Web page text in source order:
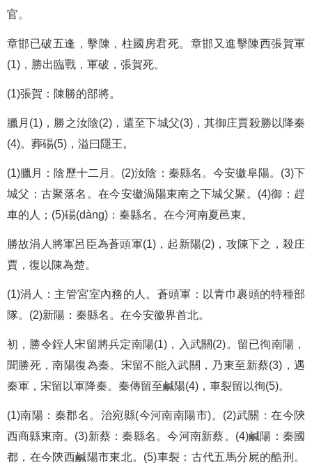
官。
章邯已破五逢，擊陳，柱國房君死。章邯又進擊陳西張賀軍
(1)，勝出臨戰，軍破，張賀死。
(1)張賀：陳勝的部將。
臘月(1)，勝之汝陰(2)，還至下城父(3)，其御庄賈殺勝以降秦
(4)。葬碭(5)，溢曰隱王。
(1)臘月：陰歷十二月。(2)汝陰：秦縣名。今安徽阜陽。(3)下
城父：古聚落名。在今安徽渦陽東南之下城父聚。(4)御：趕
車的人；(5)碭(dàng)：秦縣名。在今河南夏邑東。
勝故涓人將軍呂臣為蒼頭軍(1)，起新陽(2)，攻陳下之，殺庄
賈，復以陳為楚。
(1)涓人：主管宮室內務的人。蒼頭軍：以青巾裹頭的特種部
隊。(2)新陽：秦縣名。在今安徽界首北。
初，勝令銍人宋留將兵定南陽(1)，入武關(2)。留已徇南陽，
聞勝死，南陽復為秦。宋留不能入武關，乃東至新蔡(3)，遇
秦軍，宋留以軍降秦。秦傳留至鹹陽(4)，車裂留以徇(5)。
(1)南陽：秦郡名。治宛縣(今河南南陽市)。(2)武關：在今陝
西商縣東南。(3)新蔡：秦縣名。今河南新蔡。(4)鹹陽：秦國
都，在今陝西鹹陽市東北。(5)車裂：古代五馬分屍的酷刑。